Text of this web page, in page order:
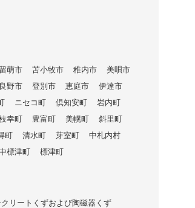
留萌市 苫小牧市 稚内市
美唄市
野市 登別市 恵庭市
伊達市
ニセコ町 倶知安町
岩内町
幸町 豊富町 美幌町
斜里町
町 清水町 芽室町
中札内村
標津町 標津町
リートくずおよび陶磁器くず